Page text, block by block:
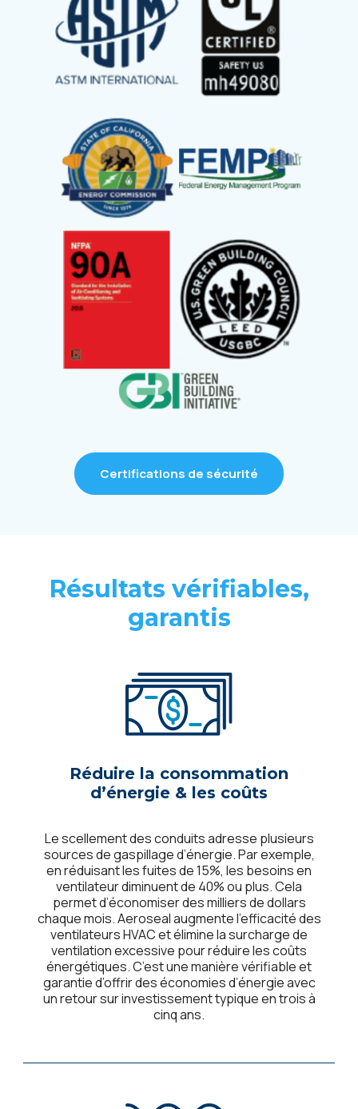
Certifications de sécurité
Résultats vérifiables,
garantis
Réduire la consommation
d’énergie & les coûts
Le scellement des conduits adresse plusieurs
sources de gaspillage d’énergie. Par exemple,
en réduisant les fuites de 15%, les besoins en
ventilateur diminuent de 40% ou plus. Cela
permet d’économiser des milliers de dollars
chaque mois. Aeroseal augmente l’efficacité des
ventilateurs HVAC et élimine la surcharge de
ventilation excessive pour réduire les coûts
énergétiques. C’est une manière vérifiable et
garantie d’offrir des économies d’énergie avec
un retour sur investissement typique en trois à
cinq ans.